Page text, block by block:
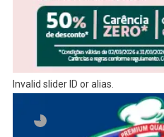
Invalid slider ID or alias.